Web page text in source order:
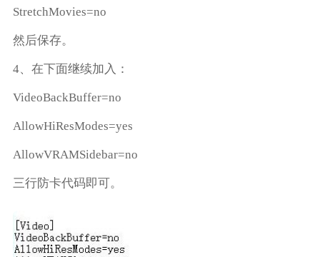
StretchMovies=no
然后保存。
4、在下面继续加入：
VideoBackBuffer=no
AllowHiResModes=yes
AllowVRAMSidebar=no
三行防卡代码即可。